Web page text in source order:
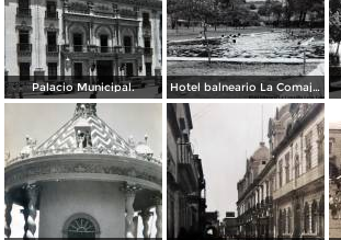
Palacio Municipal. Hotel balneario La Comajilla León, Guanajuato